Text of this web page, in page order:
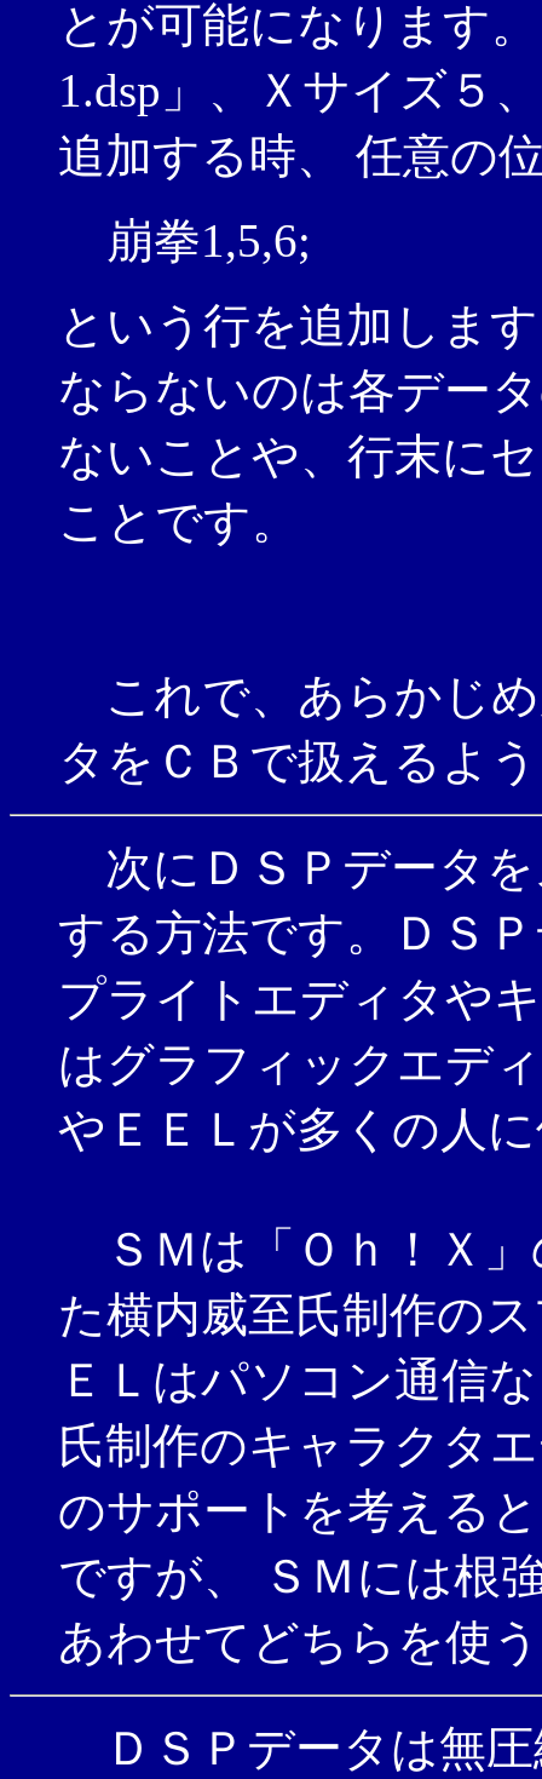
とが可能になります
1.dsp」、Ｘサイズ５
追加する時、 任意の
崩拳1,5,6;
という行を追加しま
ならないのは各デー
ないことや、行末に
ことです。
これで、あらかじ
タをＣＢで扱えるよ
次にＤＳＰデータ
する方法です。ＤＳ
プライトエディタや
はグラフィックエデ
やＥＥＬが多くの人
ＳＭは「Ｏｈ！Ｘ
た横内威至氏制作の
ＥＬはパソコン通信
氏制作のキャラクタ
のサポートを考える
ですが、 ＳＭには根
あわせてどちらを使
ＤＳＰデータは無